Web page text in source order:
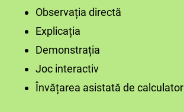
Observația directă
Explicația
Demonstrația
Joc interactiv
Învățarea asistată de calculator